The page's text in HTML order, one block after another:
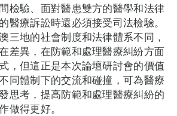
檢驗、面對醫患雙方的醫學和法律
醫療訴訟時還必須接受司法檢驗。
三地的社會制度和法律體系不同，
差異，在防範和處理醫療糾紛方面
，但這正是本次論壇研討會的價值
同體制下的交流和碰撞，可為醫療
思考，提高防範和處理醫療糾紛的
做得更好。